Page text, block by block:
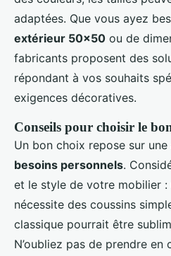
adaptées. Que vous ayez
extérieur 50x50 ou de
fabricants proposent des
répondant à vos souhaits
exigences décoratives.
Conseils pour choisir le
Un bon choix repose sur
besoins personnels.
et le style de votre mobilier :
nécessite des coussins
classique pourrait être
N’oubliez pas de prendre